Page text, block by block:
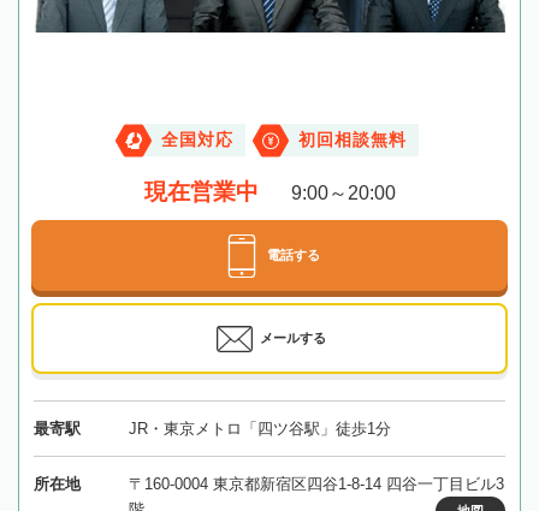
全国対応 初回相談無料
現在営業中 9:00～20:00
電話する
メールする
最寄駅 JR・東京メトロ「四ツ谷駅」徒歩1分
所在地
〒160-0004 東京都新宿区四谷1-8-14 四谷一丁目ビル3